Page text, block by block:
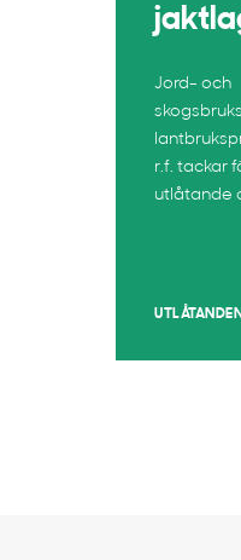
Jord- och
r.f. tackar
utlåtande
UTLÅTANDEN